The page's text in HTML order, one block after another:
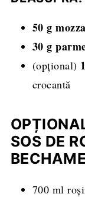
50 g
30 g
(opțional)
crocantă
SOS DE
700 ml